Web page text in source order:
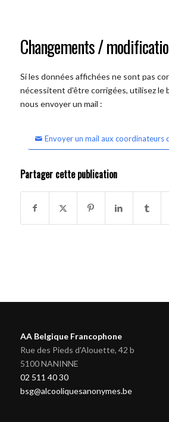
Changements /
Si les données affichées ne sont pas
nécessitent d'être corrigées, utilisez le
nous envoyer un mail :
Envoyer un mail aux coordinateurs
Partager cette publication
AA Belgique Francophone
Rue des Pieds d'Alouette, 42 b
5100 NANINNE
02 511 40 30
bsg@alcooliquesanonymes.be